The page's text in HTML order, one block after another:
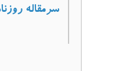
سرمقاله روزنامه‌های